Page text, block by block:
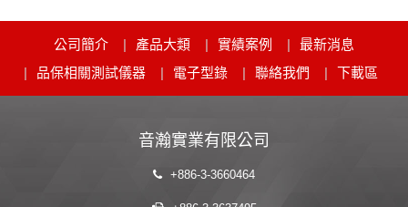
公司簡介 產品大類 實績案例
最新消息
品保相關測試儀器
電子型錄 聯絡我們 下載區
音瀚實業有限公司
+886-3-3660464